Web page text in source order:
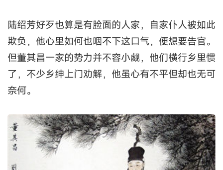
陆绍芳好歹也算是有脸面的人家，自家仆人被如此
欺负，他心里如何也咽不下这口气，便想要告官。
但董其昌一家的势力并不容小觑，他们横行乡里惯
了，不少乡绅上门劝解，他虽心有不平但却也无可
奈何。